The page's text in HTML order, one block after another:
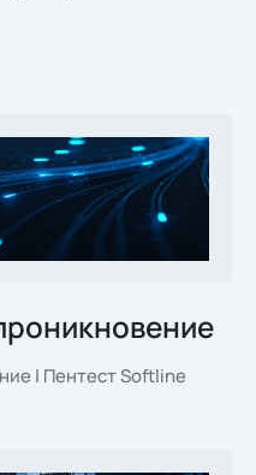
| Пентест Softline